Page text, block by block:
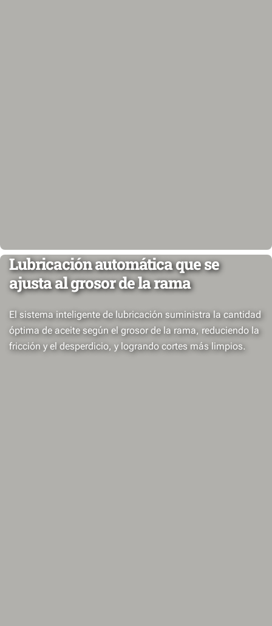
Lubricación automática que se
ajusta al grosor de la rama
El sistema inteligente de lubricación suministra la cantidad
óptima de aceite según el grosor de la rama, reduciendo la
fricción y el desperdicio, y logrando cortes más limpios.